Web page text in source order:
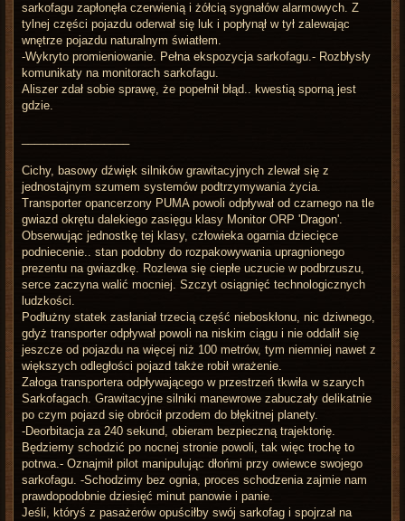
sarkofagu zapłonęła czerwienią i żółcią sygnałów alarmowych. Z
tylnej części pojazdu oderwał się luk i popłynął w tył zalewając
wnętrze pojazdu naturalnym światłem.
-Wykryto promieniowanie. Pełna ekspozycja sarkofagu.- Rozbłysły
komunikaty na monitorach sarkofagu.
Aliszer zdał sobie sprawę, że popełnił błąd.. kwestią sporną jest
gdzie.
Cichy, basowy dźwięk silników grawitacyjnych zlewał się z
jednostajnym szumem systemów podtrzymywania życia.
Transporter opancerzony PUMA powoli odpływał od czarnego na tle
gwiazd okrętu dalekiego zasięgu klasy Monitor ORP 'Dragon'.
Obserwując jednostkę tej klasy, człowieka ogarnia dziecięce
podniecenie.. stan podobny do rozpakowywania upragnionego
prezentu na gwiazdkę. Rozlewa się ciepłe uczucie w podbrzuszu,
serce zaczyna walić mocniej. Szczyt osiągnięć technologicznych
ludzkości.
Podłużny statek zasłaniał trzecią część nieboskłonu, nic dziwnego,
gdyż transporter odpływał powoli na niskim ciągu i nie oddalił się
jeszcze od pojazdu na więcej niż 100 metrów, tym niemniej nawet z
większych odległości pojazd także robił wrażenie.
Załoga transportera odpływającego w przestrzeń tkwiła w szarych
Sarkofagach. Grawitacyjne silniki manewrowe zabuczały delikatnie
po czym pojazd się obrócił przodem do błękitnej planety.
-Deorbitacja za 240 sekund, obieram bezpieczną trajektorię.
Będziemy schodzić po nocnej stronie powoli, tak więc trochę to
potrwa.- Oznajmił pilot manipulując dłońmi przy owiewce swojego
sarkofagu. -Schodzimy bez ognia, proces schodzenia zajmie nam
prawdopodobnie dziesięć minut panowie i panie.
Jeśli, któryś z pasażerów opuściłby swój sarkofag i spojrzał na